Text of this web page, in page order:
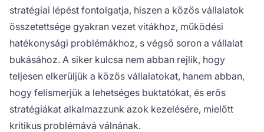
stratégiai lépést fontolgatja, hiszen a közös vállalatok
összetettsége gyakran vezet vitákhoz, működési
hatékonysági problémákhoz, s végső soron a vállalat
bukásához. A siker kulcsa nem abban rejlik, hogy
teljesen elkerüljük a közös vállalatokat, hanem abban,
hogy felismerjük a lehetséges buktatókat, és erős
stratégiákat alkalmazzunk azok kezelésére, mielőtt
kritikus problémává válnának.